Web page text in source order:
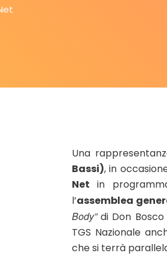
Una
Bassi), in
Net in
l’assemblea
Body”di Don Bosco
TGS Nazionale
che si terrà